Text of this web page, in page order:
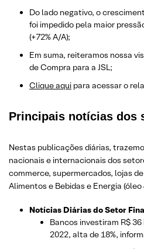
Do lado negativo, o
foi impedido pela maior
(+72% A/A);
Em suma, reiteramos nossa
de Compra para a JSL;
Clique aqui para acessar o
Principais notícias dos
Nestas publicações diárias,
nacionais e internacionais dos setor
commerce, supermercados, lojas
Alimentos e Bebidas e Energia
Notícias Diárias do Setor
Bancos investiram R$
2022, alta de 18%,